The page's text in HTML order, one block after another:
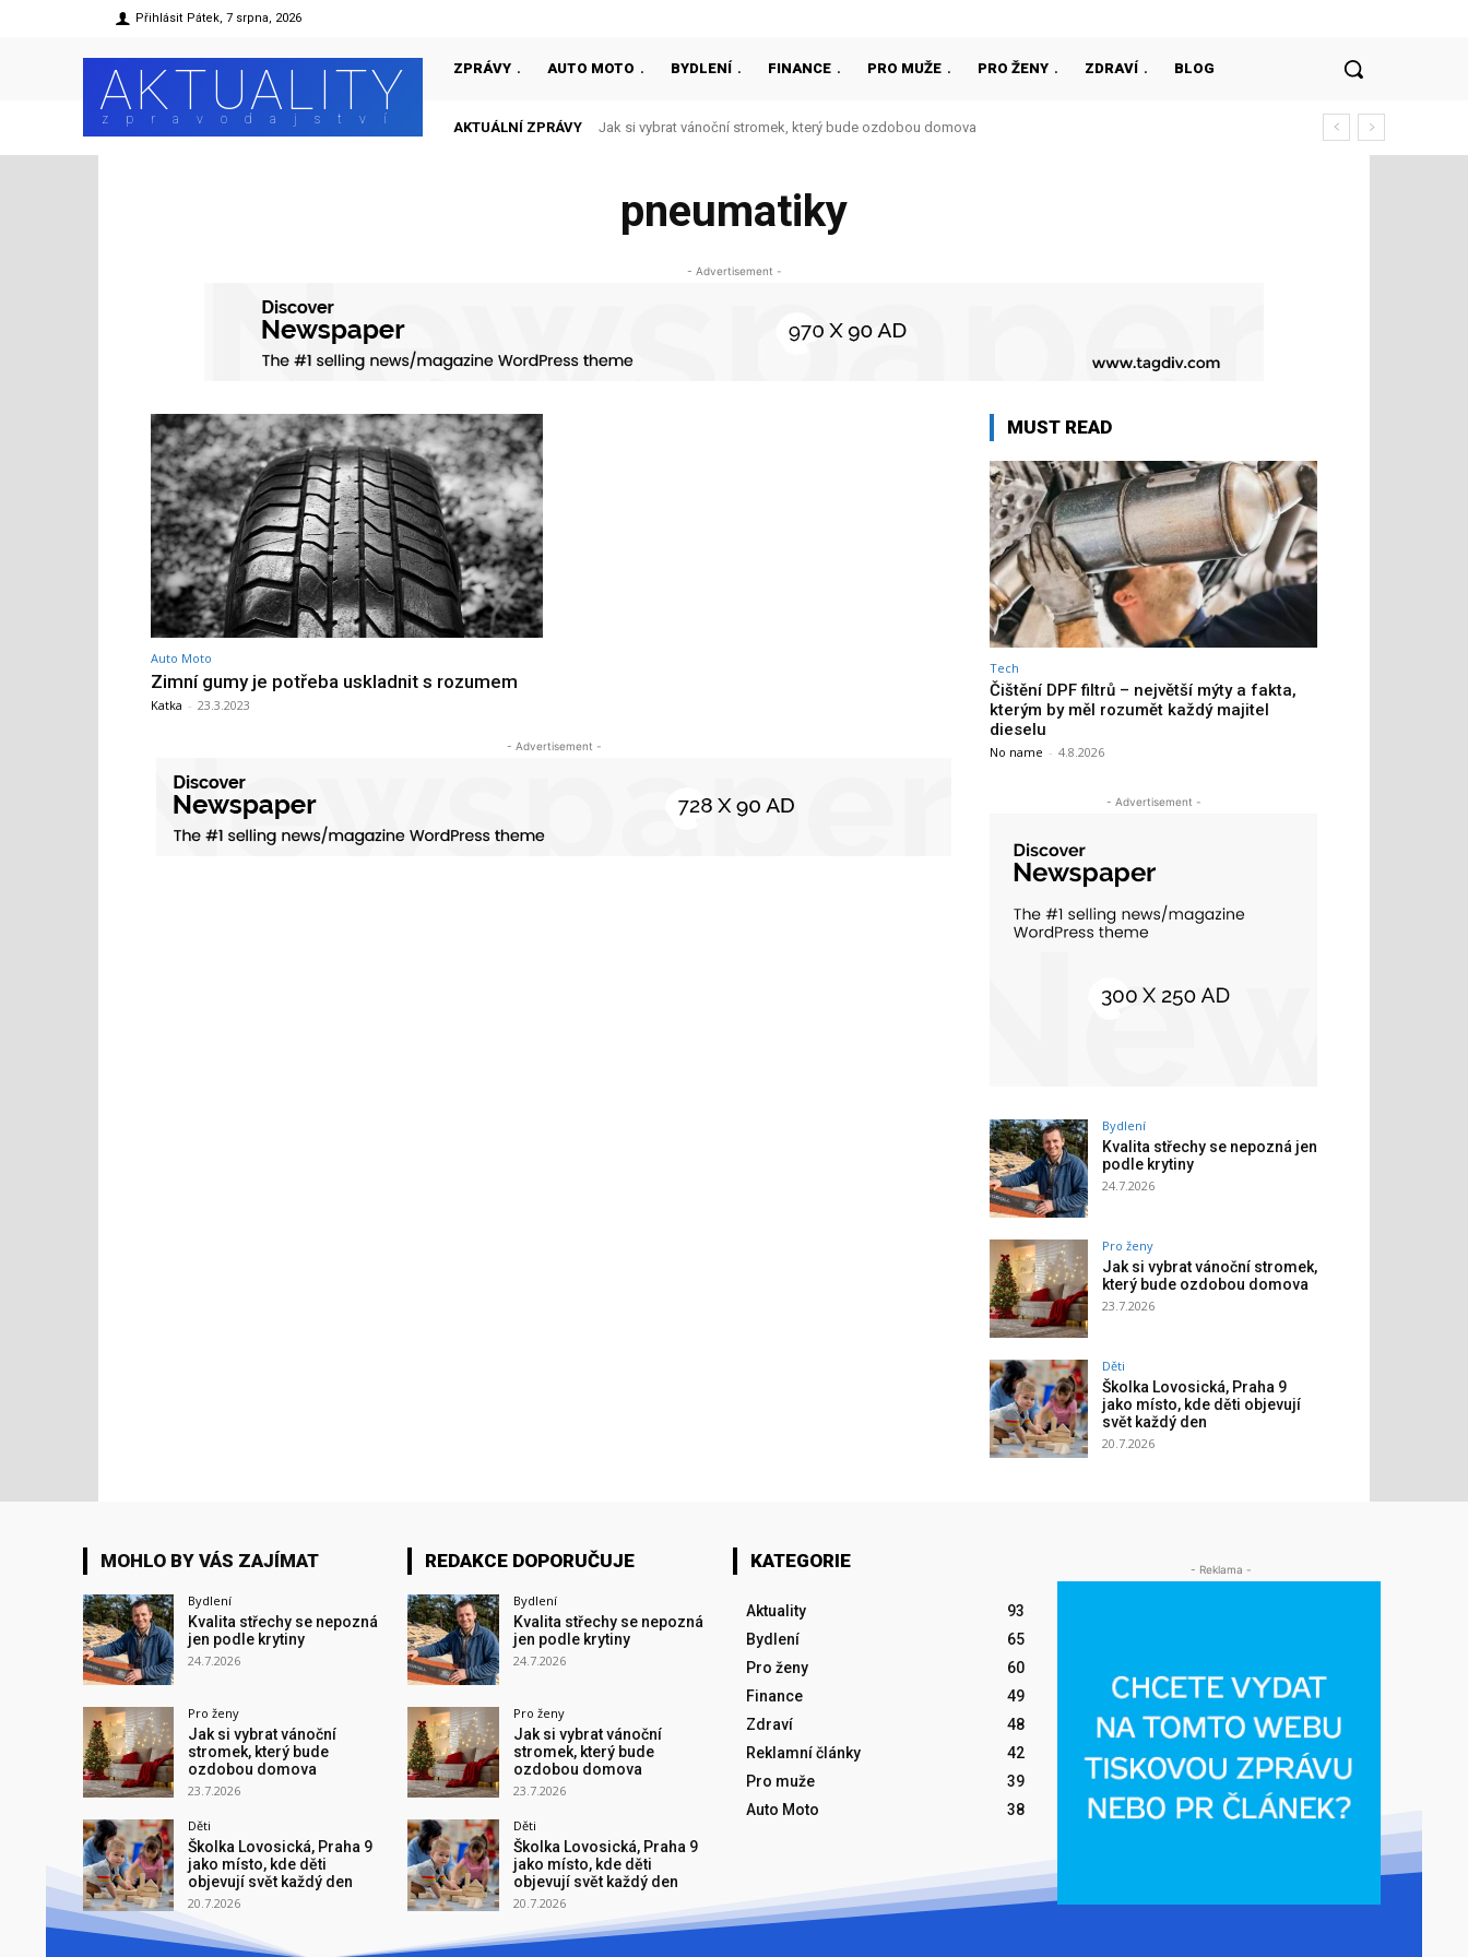
Přihlásit Pátek, 7 srpna, 2026
AKTUALITY
zpravodajství
ZPRÁVY AUTO MOTO BYDLENÍ FINANCE PRO MUŽE PRO ŽENY ZDRAVÍ BLOG
AKTUÁLNÍ ZPRÁVY Jak si vybrat vánoční stromek, který bude ozdobou domova
pneumatiky
- Advertisement -
Auto Moto
Zimní gumy je potřeba uskladnit s rozumem
Katka - 23.3.2023
- Advertisement -
MUST READ
Tech
Čištění DPF filtrů – největší mýty a fakta,
kterým by měl rozumět každý majitel
dieselu
No name - 4.8.2026
- Advertisement -
Bydlení
Kvalita střechy se nepozná jen
podle krytiny
24.7.2026
Pro ženy
Jak si vybrat vánoční stromek,
který bude ozdobou domova
23.7.2026
Děti
Školka Lovosická, Praha 9
jako místo, kde děti objevují
svět každý den
20.7.2026
MOHLO BY VÁS ZAJÍMAT
Bydlení
Kvalita střechy se nepozná
jen podle krytiny
24.7.2026
Pro ženy
Jak si vybrat vánoční
stromek, který bude
ozdobou domova
23.7.2026
Děti
Školka Lovosická, Praha 9
jako místo, kde děti
objevují svět každý den
20.7.2026
REDAKCE DOPORUČUJE
Bydlení
Kvalita střechy se nepozná
jen podle krytiny
24.7.2026
Pro ženy
Jak si vybrat vánoční
stromek, který bude
ozdobou domova
23.7.2026
Děti
Školka Lovosická, Praha 9
jako místo, kde děti
objevují svět každý den
20.7.2026
KATEGORIE
Aktuality
93
Bydlení
65
Pro ženy
60
Finance
49
Zdraví
48
Reklamní články
42
Pro muže
39
Auto Moto
38
- Reklama -